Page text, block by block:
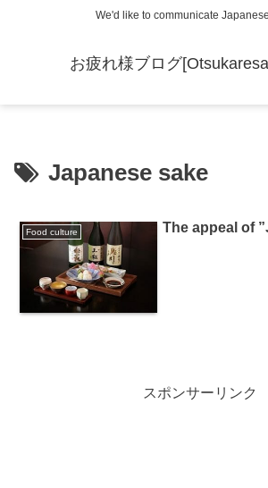
We'd like to communicate
お疲れ様ブログ
Japanese sake
Food culture The appeal of
スポンサーリンク